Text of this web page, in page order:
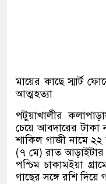
মায়ের কাছে স্মার্ট
আত্মহত্যা
পটুয়াখালীর
চেয়ে আবদারের টাকা
শাকিল গাজী নামে
(৭ মে) রাত
পশ্চিম চাকামইয়া
গাছের সঙ্গে রশি